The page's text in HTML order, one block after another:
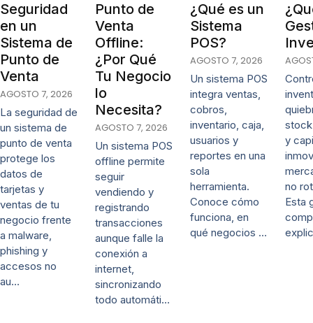
Seguridad
en un
Sistema de
Punto de
Venta
AGOSTO 7, 2026
La seguridad de
un sistema de
punto de venta
protege los
datos de
tarjetas y
ventas de tu
negocio frente
a malware,
phishing y
accesos no
au…
Punto de
Venta
Offline:
¿Por Qué
Tu Negocio
lo
Necesita?
AGOSTO 7, 2026
Un sistema POS
offline permite
seguir
vendiendo y
registrando
transacciones
aunque falle la
conexión a
internet,
sincronizando
todo automáti…
¿Qué es un
Sistema
POS?
AGOSTO 7, 2026
Un sistema POS
integra ventas,
cobros,
inventario, caja,
usuarios y
reportes en una
sola
herramienta.
Conoce cómo
funciona, en
qué negocios …
y
no
Esta